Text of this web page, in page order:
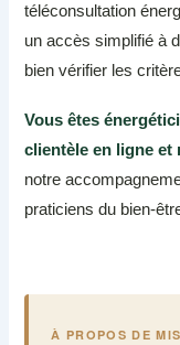
téléconsultation
un accès simplifié à
bien vérifier les
Vous êtes
clientèle en ligne
notre
praticiens du bien-
À PROPOS DE